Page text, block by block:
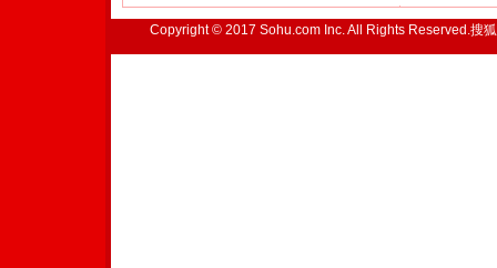
Copyright © 2017 Sohu.com Inc. All Rights Reserved.搜